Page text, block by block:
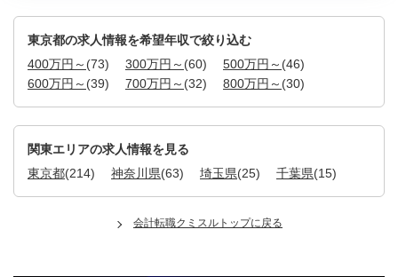
東京都の求人情報を希望年収で絞り込む
400万円～ (73) 300万円～ (60) 500万円～ (46)
600万円～ (39) 700万円～ (32) 800万円～ (30)
関東エリアの求人情報を見る
東京都(214) 神奈川県(63) 埼玉県(25) 千葉県(15)
会計転職クミスルトップに戻る